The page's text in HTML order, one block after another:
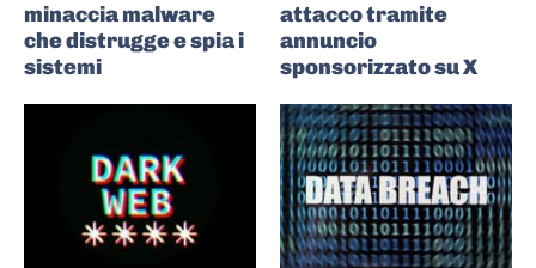
minaccia malware
che distrugge e spia i
sistemi
attacco tramite
annuncio
sponsorizzato su X